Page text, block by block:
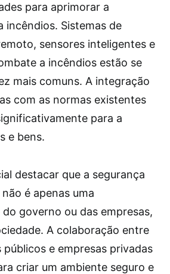
para aprimorar a
incêndios. Sistemas de
sensores inteligentes e
a incêndios estão se
mais comuns. A integração
com as normas existentes
para a
e bens.
destacar que a segurança
é apenas uma
governo ou das empresas,
A colaboração entre
e empresas privadas
criar um ambiente seguro e